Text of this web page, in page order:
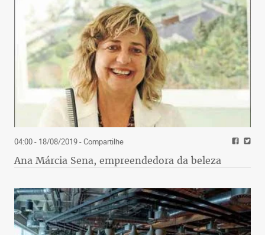
04:00 - 18/08/2019- Compartilhe
Ana Márcia Sena, empreendedora da beleza